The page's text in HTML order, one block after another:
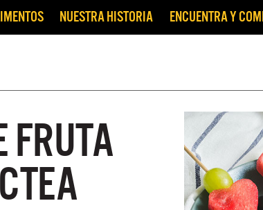
NUESTRA HISTORIA ENCUENTRA Y
FRUTA